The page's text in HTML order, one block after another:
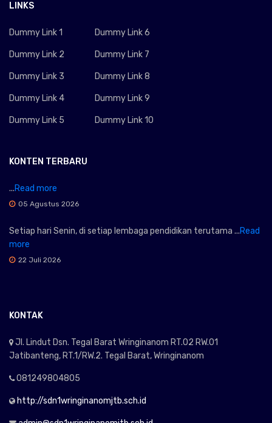
LINKS
Dummy Link 1
Dummy Link 2
Dummy Link 3
Dummy Link 4
Dummy Link 5
Dummy Link 6
Dummy Link 7
Dummy Link 8
Dummy Link 9
Dummy Link 10
KONTEN TERBARU
...Read more
05 Agustus 2026
Setiap hari Senin, di setiap lembaga pendidikan terutama ...Read
more
22 Juli 2026
KONTAK
Jl. Lindut Dsn. Tegal Barat Wringinanom RT.02 RW.01
Jatibanteng, RT.1/RW.2. Tegal Barat, Wringinanom
081249804805
http://sdn1wringinanomjtb.sch.id